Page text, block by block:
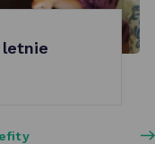
letnie